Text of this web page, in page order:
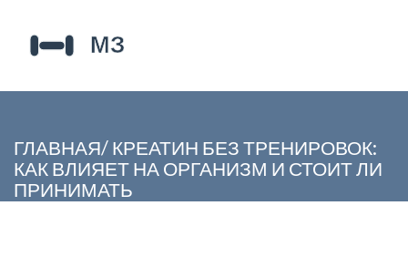
ГЛАВНАЯ/ КРЕАТИН БЕЗ ТРЕНИРОВОК:
КАК ВЛИЯЕТ НА ОРГАНИЗМ И СТОИТ ЛИ
ПРИНИМАТЬ